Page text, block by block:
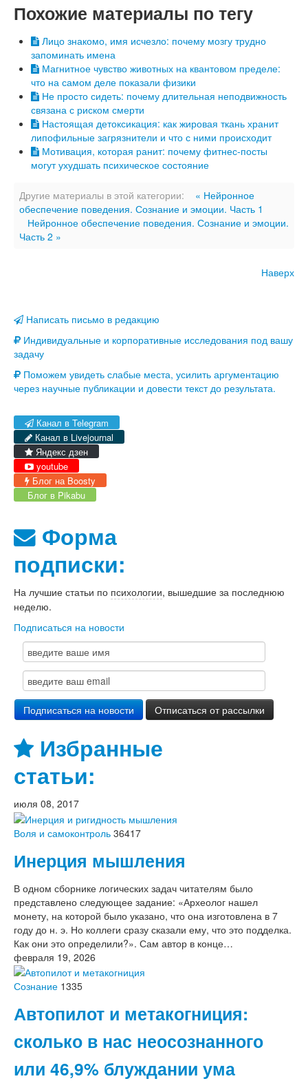
Похожие материалы по тегу
Лицо знакомо, имя исчезло: почему мозгу трудно
запоминать имена
Магнитное чувство животных на квантовом пределе:
что на самом деле показали физики
Не просто сидеть: почему длительная неподвижность
связана с риском смерти
Настоящая детоксикация: как жировая ткань хранит
липофильные загрязнители и что с ними происходит
Мотивация, которая ранит: почему фитнес-посты
могут ухудшать психическое состояние
Другие материалы в этой категории:
« Нейронное
обеспечение поведения. Сознание и эмоции. Часть 1
Нейронное обеспечение поведения. Сознание и эмоции.
Часть 2 »
Наверх
Написать письмо в редакцию
Индивидуальные и корпоративные исследования под вашу
задачу
Поможем увидеть слабые места, усилить аргументацию
через научные публикации и довести текст до результата.
Канал в Telegram
Канал в Livejournal
Яндекс дзен
youtube
Блог на Boosty
Блог в Pikabu
Форма
подписки:
На лучшие статьи по психологии, вышедшие за последнюю
неделю.
Подписаться на новости
Избранные
статьи:
июля 08, 2017
Воля и самоконтроль 36417
Инерция мышления
В одном сборнике логических задач читателям было
представлено следующее задание: «Археолог нашел
монету, на которой было указано, что она изготовлена в 7
году до н. э. Но коллеги сразу сказали ему, что это подделка.
Как они это определили?». Сам автор в конце…
февраля 19, 2026
Сознание 1335
Автопилот и метакогниция:
сколько в нас неосознанного
или 46,9% блуждании ума